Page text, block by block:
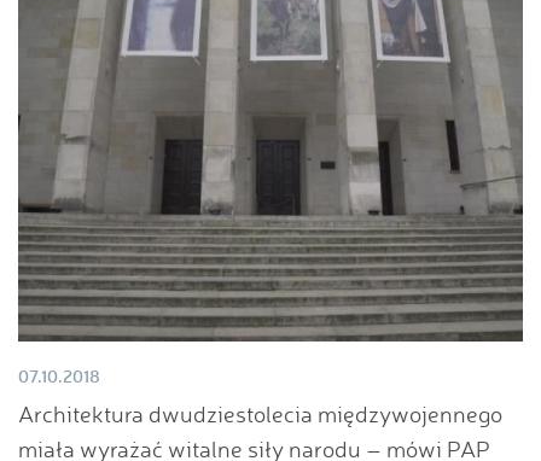
07.10.2018
Architektura dwudziestolecia międzywojennego
miała wyrażać witalne siły narodu – mówi PAP